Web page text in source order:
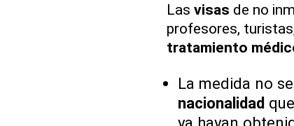
Las visas de no
profesores,
tratamiento
La medida no
nacionalidad